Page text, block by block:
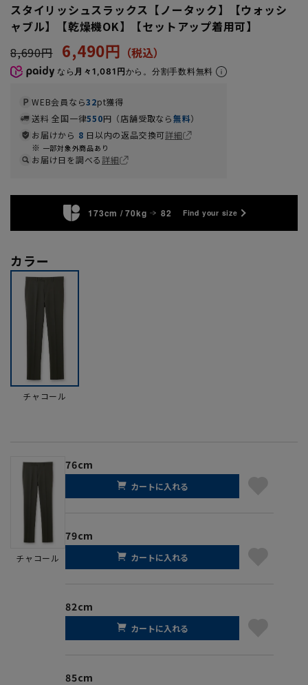
スタイリッシュスラックス【ノータック】【ウォッシ
ャブル】【乾燥機OK】【セットアップ着用可】
8,690円 6,490円
なら 月々1,081円から。分割手数料無料
WEB会員なら32pt獲得
送料 全国一律550円（店舗受取なら無料）
お届けから 8 日以内の返品交換可詳細
一部対象外商品あり
お届け日を調べる詳細
173cm / 70kg 82 Find your size
カラー
チャコール
チャコール
76cm
カートに入れる
79cm
カートに入れる
82cm
カートに入れる
85cm